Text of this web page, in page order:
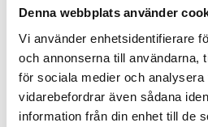
Denna webbplats använder
Vi använder enhetsidentifierare
och annonserna till användarna,
för sociala medier och
vidarebefordrar även sådana
information från din enhet till de